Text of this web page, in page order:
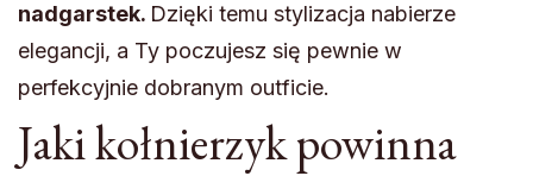
nadgarstek. Dzięki temu stylizacja nabierze
elegancji, a Ty poczujesz się pewnie w
perfekcyjnie dobranym outficie.
Jaki kołnierzyk powinna